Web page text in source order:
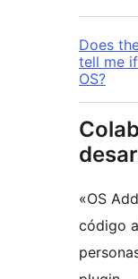
Does
tell me
OS?
«OS
código